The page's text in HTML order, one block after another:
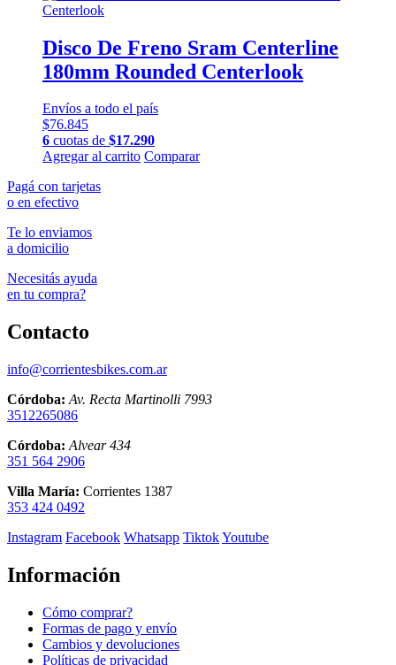
Disco De Freno Sram Centerline
180mm Rounded Centerlook
Envíos a todo el país
$76.845
6 cuotas de $17.290
Agregar al carrito Comparar
Pagá con tarjetas
o en efectivo
Te lo enviamos
a domicilio
Necesitás ayuda
en tu compra?
Contacto
info@corrientesbikes.com.ar
Córdoba: Av. Recta Martinolli 7993
3512265086
Córdoba: Alvear 434
351 564 2906
Villa María: Corrientes 1387
353 424 0492
Instagram Facebook Whatsapp TiktokYoutube
Información
Cómo comprar?
Formas de pago y envío
Cambios y devoluciones
Políticas de privacidad